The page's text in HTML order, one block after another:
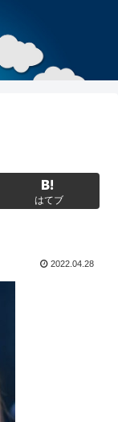
はてブ
2022.04.28